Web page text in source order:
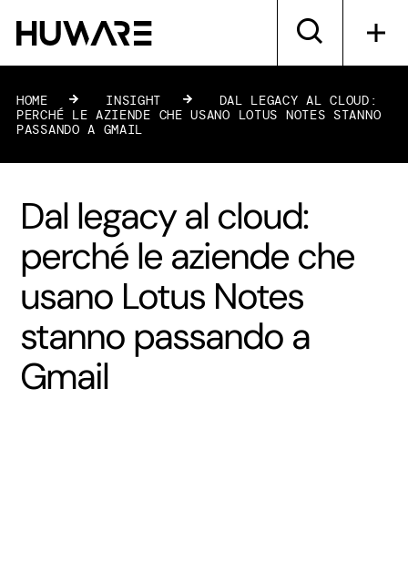
HOME » INSIGHT »
DAL LEGACY AL CLOUD:
PERCHÉ LE AZIENDE CHE USANO LOTUS NOTES STANNO
PASSANDO A GMAIL
Dal legacy al cloud:
perché le aziende che
usano Lotus Notes
stanno passando a
Gmail